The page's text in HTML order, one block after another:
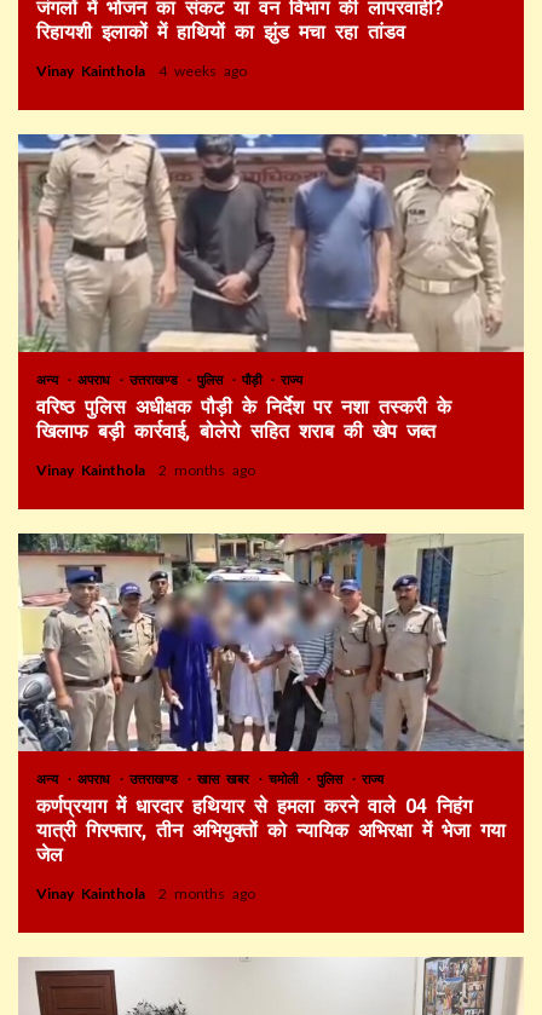
जंगलों में भोजन का संकट या वन विभाग की लापरवाही?
रिहायशी इलाकों में हाथियों का झुंड मचा रहा तांडव
Vinay Kainthola 4 weeks ago
अन्य अपराध उत्तराखण्ड पुलिस पौड़ी राज्य
वरिष्ठ पुलिस अधीक्षक पौड़ी के निर्देश पर नशा तस्करी के
खिलाफ बड़ी कार्रवाई, बोलेरो सहित शराब की खेप जब्त
Vinay Kainthola 2 months ago
अन्य अपराध उत्तराखण्ड खास खबर चमोली पुलिस राज्य
कर्णप्रयाग में धारदार हथियार से हमला करने वाले 04 निहंग
यात्री गिरफ्तार, तीन अभियुक्तों को न्यायिक अभिरक्षा में भेजा गया
जेल
Vinay Kainthola 2 months ago